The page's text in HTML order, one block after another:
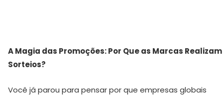
A Magia das Promoções: Por Que as Marcas Realizam
Sorteios?
Você já parou para pensar por que empresas globais